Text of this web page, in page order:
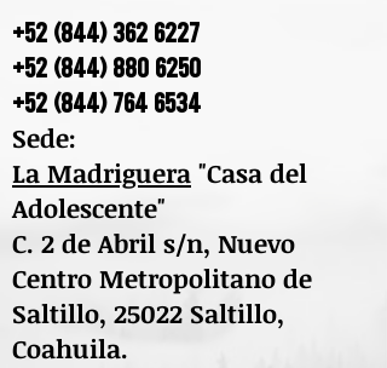
+52 (844) 362 6227
+52 (844) 880 6250
+52 (844) 764 6534
Sede:
La Madriguera "Casa del
Adolescente"
C. 2 de Abril s/n, Nuevo
Centro Metropolitano de
Saltillo, 25022 Saltillo,
Coahuila.